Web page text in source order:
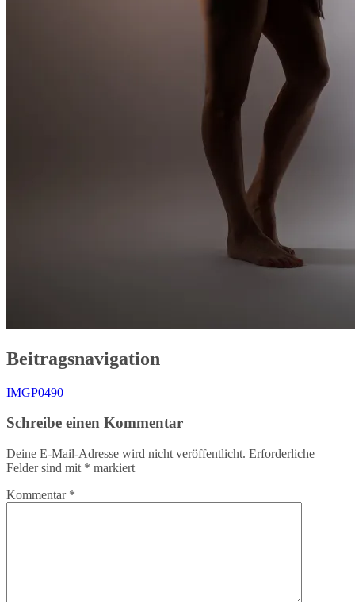
Beitragsnavigation
IMGP0490
Schreibe einen Kommentar
Deine E-Mail-Adresse wird nicht veröffentlicht. Erforderliche
Felder sind mit * markiert
Kommentar *